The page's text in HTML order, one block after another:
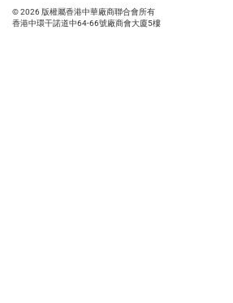
© 2026 版權屬香港中華廠商聯合會所有
香港中環干諾道中64-66號廠商會大廈5樓